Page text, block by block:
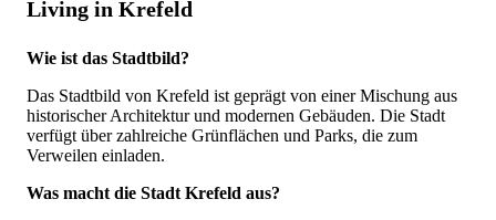
Living in Krefeld
Wie ist das Stadtbild?
Das Stadtbild von Krefeld ist geprägt von einer Mischung aus
historischer Architektur und modernen Gebäuden. Die Stadt
verfügt über zahlreiche Grünflächen und Parks, die zum
Verweilen einladen.
Was macht die Stadt Krefeld aus?